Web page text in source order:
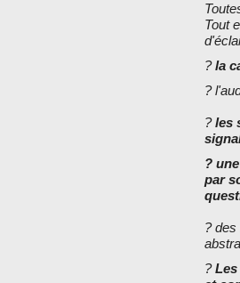
Tout
?la
?
?les
?
par
?
?